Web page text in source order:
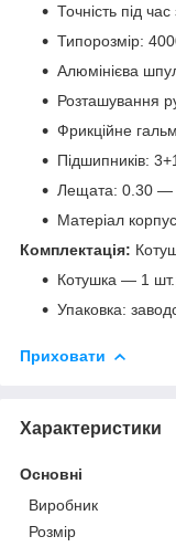
Точність під
Типорозмір:
Алюмінієва
Розташування
Фрикційне
Підшипників:
Лещата: 0.30
Матеріал
Комплектація:
Котушка — 1
Упаковка:
Приховати
Характеристики
Основні
Виробник
Розмір